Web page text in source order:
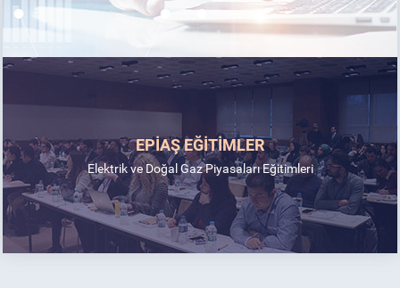
EPİAŞ EĞİTİMLER
Elektrik ve Doğal Gaz Piyasaları Eğitimleri